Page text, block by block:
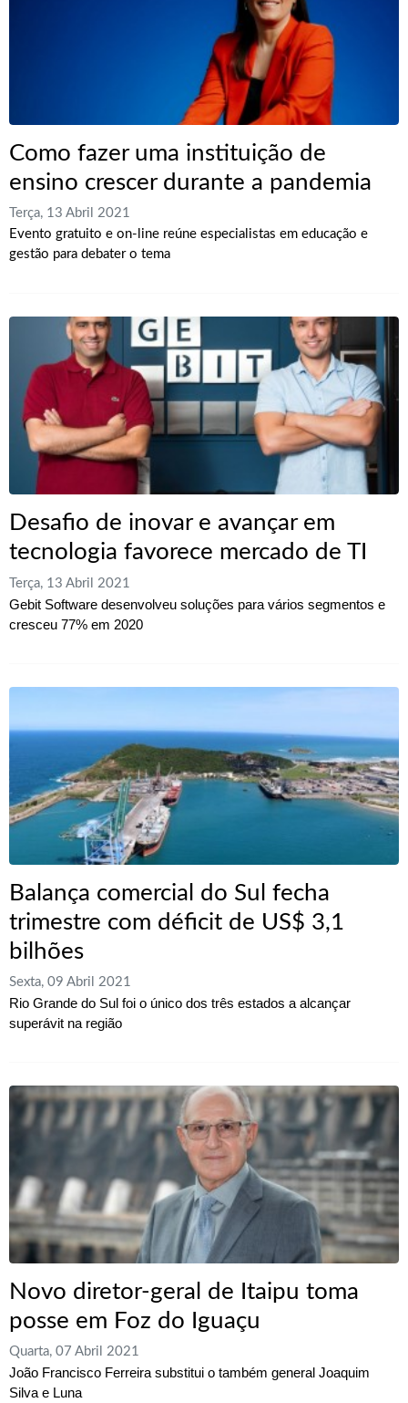
Como fazer uma instituição de
ensino crescer durante a pandemia
Terça, 13 Abril 2021
Evento gratuito e on-line reúne especialistas em educação e
gestão para debater o tema
Desafio de inovar e avançar em
tecnologia favorece mercado de TI
Terça, 13 Abril 2021
Gebit Software desenvolveu soluções para vários segmentos e
cresceu 77% em 2020
Balança comercial do Sul fecha
trimestre com déficit de US$ 3,1
bilhões
Sexta, 09 Abril 2021
Rio Grande do Sul foi o único dos três estados a alcançar
superávit na região
Novo diretor-geral de Itaipu toma
posse em Foz do Iguaçu
Quarta, 07 Abril 2021
João Francisco Ferreira substitui o também general Joaquim
Silva e Luna